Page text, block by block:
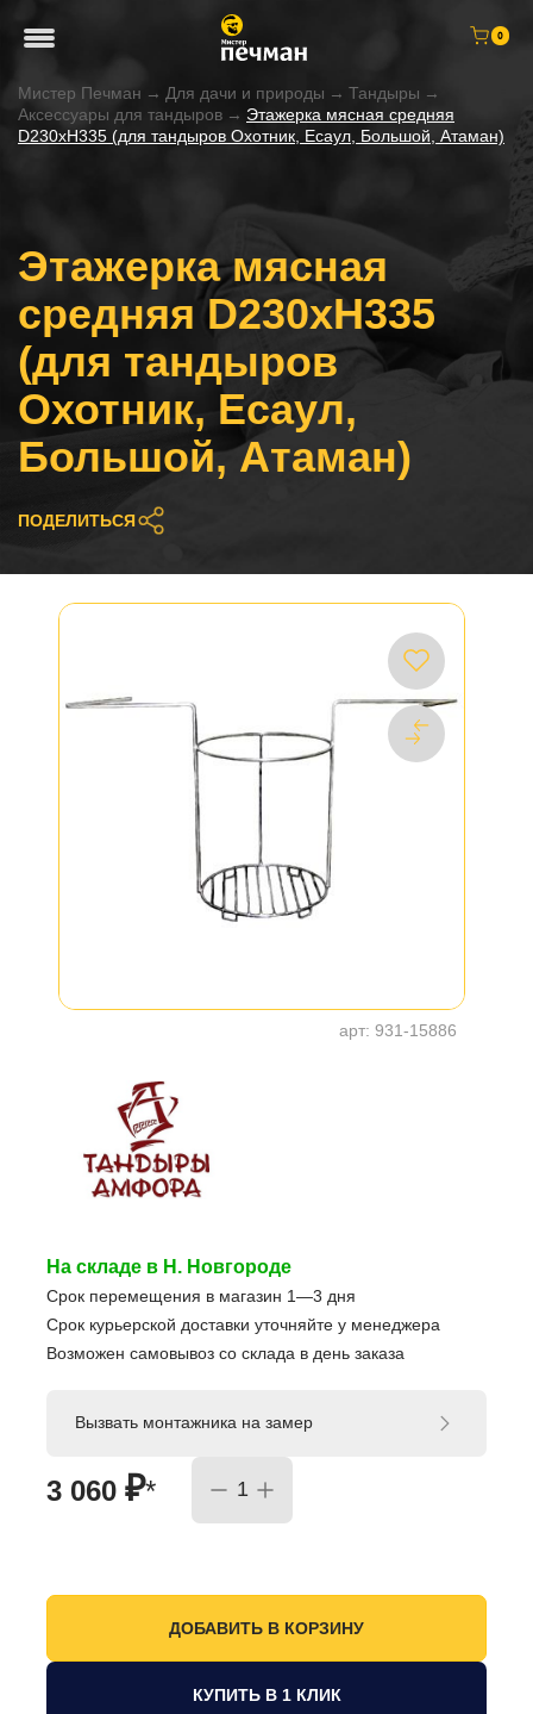
0
Мистер Печман → Для дачи и природы → Тандыры →
Аксессуары для тандыров → Этажерка мясная средняя
D230xH335 (для тандыров Охотник, Есаул, Большой, Атаман)
Этажерка мясная
средняя D230xH335
(для тандыров
Охотник, Есаул,
Большой, Атаман)
ПОДЕЛИТЬСЯ
арт: 931-15886
На складе в Н. Новгороде
Срок перемещения в магазин 1—3 дня
Срок курьерской доставки уточняйте у менеджера
Возможен самовывоз со склада в день заказа
3 060 ₽*
Вызвать монтажника на замер
КУПИТЬ В 1 КЛИК